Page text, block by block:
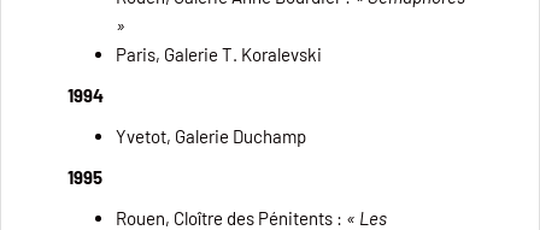
»
Paris, Galerie T. Koralevski
1994
Yvetot, Galerie Duchamp
1995
Rouen, Cloître des Pénitents : « Les